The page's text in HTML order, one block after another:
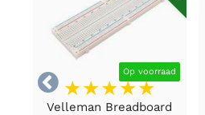
 Op voorraad
Velleman Breadboard